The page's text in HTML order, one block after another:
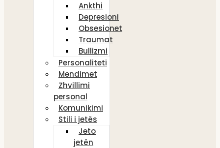
Ankthi
Depresioni
Obsesionet
Traumat
Bullizmi
Personaliteti
Mendimet
Zhvillimi
personal
Komunikimi
Stili i jetës
Jeto
jetën